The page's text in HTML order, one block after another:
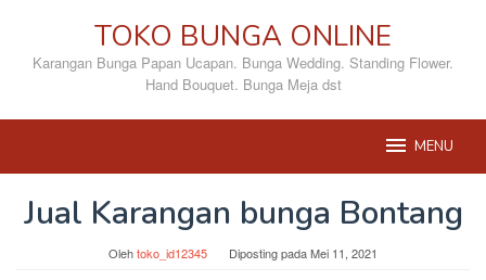
konten
TOKO BUNGA ONLINE
Karangan Bunga Papan Ucapan. Bunga Wedding. Standing Flower.
Hand Bouquet. Bunga Meja dst
MENU
Jual Karangan bunga Bontang
Olehtoko_id12345 Diposting padaMei 11, 2021